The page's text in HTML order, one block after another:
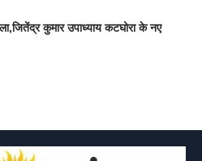
कुमार उपाध्याय कटघोरा के नए